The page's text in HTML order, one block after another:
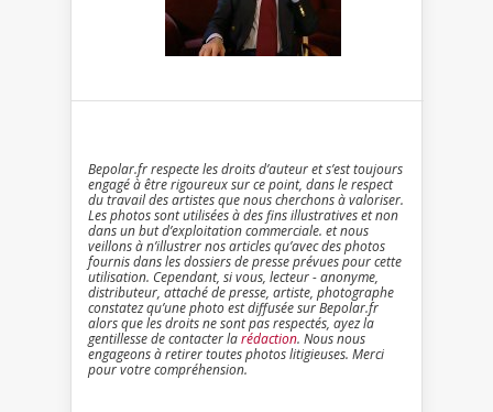
Bepolar.fr respecte les droits d’auteur et s’est toujours
engagé à être rigoureux sur ce point, dans le respect
du travail des artistes que nous cherchons à valoriser.
Les photos sont utilisées à des fins illustratives et non
dans un but d’exploitation commerciale. et nous
veillons à n’illustrer nos articles qu’avec des photos
fournis dans les dossiers de presse prévues pour cette
utilisation. Cependant, si vous, lecteur - anonyme,
distributeur, attaché de presse, artiste, photographe
constatez qu’une photo est diffusée sur Bepolar.fr
alors que les droits ne sont pas respectés, ayez la
gentillesse de contacter larédaction. Nous nous
engageons à retirer toutes photos litigieuses. Merci
pour votre compréhension.